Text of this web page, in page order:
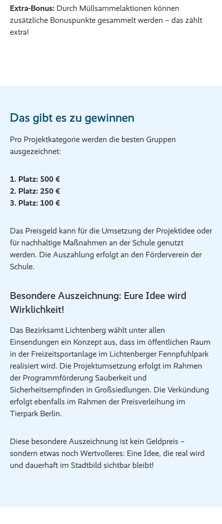
Extra-Bonus: Durch Müllsammelaktionen können
zusätzliche Bonuspunkte gesammelt werden – das zählt
extra!
Das gibt es zu gewinnen
Pro Projektkategorie werden die besten Gruppen
ausgezeichnet:
1. Platz: 500 €
2. Platz: 250 €
3. Platz: 100 €
Das Preisgeld kann für die Umsetzung der Projektidee oder
für nachhaltige Maßnahmen an der Schule genutzt
werden. Die Auszahlung erfolgt an den Förderverein der
Schule.
Besondere Auszeichnung: Eure Idee wird
Wirklichkeit!
Das Bezirksamt Lichtenberg wählt unter allen
Einsendungen ein Konzept aus, dass im öffentlichen Raum
in der Freizeitsportanlage im Lichtenberger Fennpfuhlpark
realisiert wird. Die Projektumsetzung erfolgt im Rahmen
der Programmförderung Sauberkeit und
Sicherheitsempfinden in Großsiedlungen. Die Verkündung
erfolgt ebenfalls im Rahmen der Preisverleihung im
Tierpark Berlin.
Diese besondere Auszeichnung ist kein Geldpreis –
sondern etwas noch Wertvolleres: Eine Idee, die real wird
und dauerhaft im Stadtbild sichtbar bleibt!